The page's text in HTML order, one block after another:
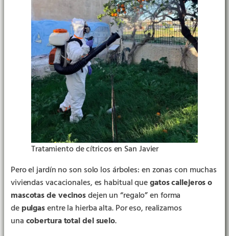
Tratamiento de cítricos en San Javier
Pero el jardín no son solo los árboles: en zonas con muchas
viviendas vacacionales, es habitual quegatos callejeros o
mascotas de vecinosdejen un “regalo” en forma
depulgasentre la hierba alta. Por eso, realizamos
unacobertura total del suelo.